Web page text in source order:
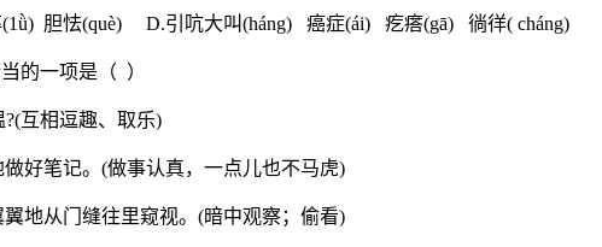
胆怯(què) D.引吭大叫(háng) 癌症(ái) 疙瘩(gā) 徜徉( cháng)
的一项是（ ）
互相逗趣、取乐)
好笔记。(做事认真，一点儿也不马虎)
地从门缝往里窥视。(暗中观察；偷看)